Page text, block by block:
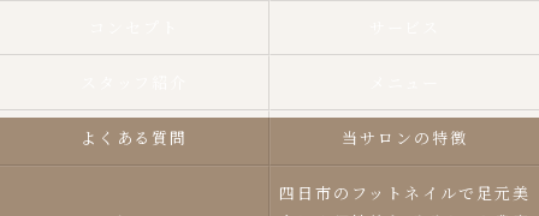
よくある質問 当サロンの特徴
四日市のフットネイルで足元美